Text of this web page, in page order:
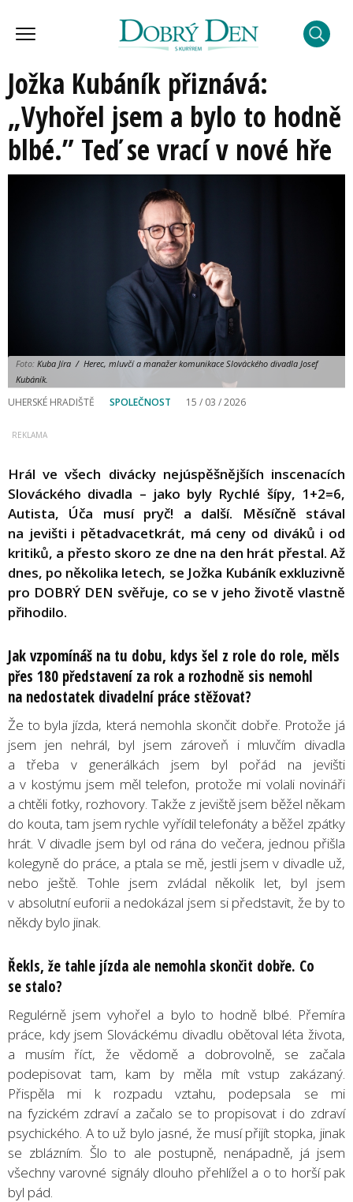
Jožka Kubáník přiznává:
„Vyhořel jsem a bylo to hodně
blbé.” Teď se vrací v nové hře
Foto: Kuba Jíra / Herec, mluvčí a manažer komunikace Slováckého divadla Josef
Kubáník.
UHERSKÉ HRADIŠTĚ SPOLEČNOST 15 / 03 / 2026
Hrál ve všech divácky nejúspěšnějších inscenacích
Slováckého divadla – jako byly Rychlé šípy, 1+2=6,
Autista, Úča musí pryč! a další. Měsíčně stával
na jevišti i pětadvacetkrát, má ceny od diváků i od
kritiků, a přesto skoro ze dne na den hrát přestal. Až
dnes, po několika letech, se Jožka Kubáník exkluzivně
pro DOBRÝ DEN svěřuje, co se v jeho životě vlastně
přihodilo.
Jak vzpomínáš na tu dobu, kdys šel z role do role, měls
přes 180 představení za rok a rozhodně sis nemohl
na nedostatek divadelní práce stěžovat?
Že to byla jízda, která nemohla skončit dobře. Protože já
jsem jen nehrál, byl jsem zároveň i mluvčím divadla
a třeba v generálkách jsem byl pořád na jevišti
a v kostýmu jsem měl telefon, protože mi volali novináři
a chtěli fotky, rozhovory. Takže z jeviště jsem běžel někam
do kouta, tam jsem rychle vyřídil telefonáty a běžel zpátky
hrát. V divadle jsem byl od rána do večera, jednou přišla
kolegyně do práce, a ptala se mě, jestli jsem v divadle už,
nebo ještě. Tohle jsem zvládal několik let, byl jsem
v absolutní euforii a nedokázal jsem si představit, že by to
někdy bylo jinak.
Řekls, že tahle jízda ale nemohla skončit dobře. Co
se stalo?
Regulérně jsem vyhořel a bylo to hodně blbé. Přemíra
práce, kdy jsem Slováckému divadlu obětoval léta života,
a musím říct, že vědomě a dobrovolně, se začala
podepisovat tam, kam by měla mít vstup zakázaný.
Přispěla mi k rozpadu vztahu, podepsala se mi
na fyzickém zdraví a začalo se to propisovat i do zdraví
psychického. A to už bylo jasné, že musí přijít stopka, jinak
se zblázním. Šlo to ale postupně, nenápadně, já jsem
všechny varovné signály dlouho přehlížel a o to horší pak
byl pád.